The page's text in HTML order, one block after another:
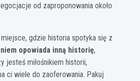
od zaproponowania około
gdzie historia spotyka się z
opowiada inną historię,
jesteś miłośnikiem historii,
ci wiele do zaoferowania. Pakuj